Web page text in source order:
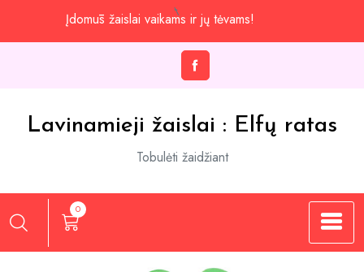
Įdomūs žaislai vaikams ir jų tėvams!
Lavinamieji žaislai : Elfų ratas
Tobulėti žaidžiant
0